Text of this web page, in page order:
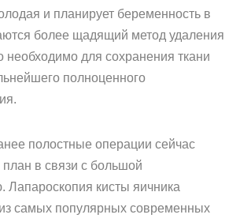
и планирует беременность в
более щадящий метод удаления
необходимо для сохранения ткани
полноценного
полостные операции сейчас
план в связи с большой
Лапароскопия кисты яичника
самых популярных современных